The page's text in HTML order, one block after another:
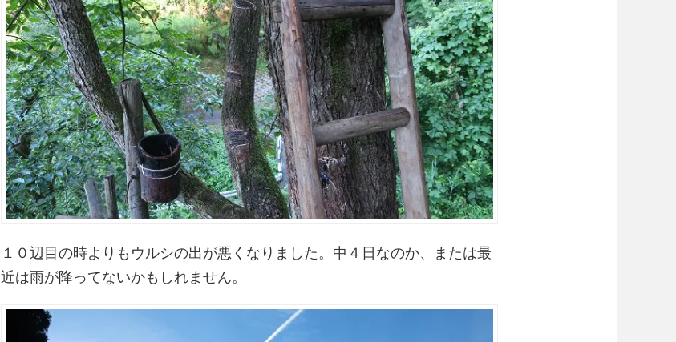
１０辺目の時よりもウルシの出が悪くなりました。中４日なのか、または最
近は雨が降ってないかもしれません。